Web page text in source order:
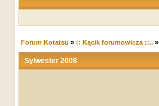
Forum Kotatsu » :: Kącik forumowicza ::..»
Sylwester 2008